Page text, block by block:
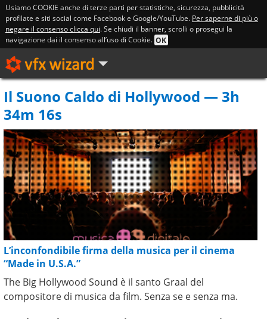
Usiamo COOKIE anche di terze parti per statistiche, sicurezza, pubblicità
profilate e siti social come Facebook e Google/YouTube. Per saperne di più o
negare il consenso clicca qui. Se chiudi il banner, scrolli o prosegui la
navigazione dai il consenso all’uso di Cookie. OK
Il Suono Caldo di Hollywood — 3h
34m 16s
L’inconfondibile firma della musica per il cinema
“Made in U.S.A.”
The Big Hollywood Sound è il santo Graal del
compositore di musica da film. Senza se e senza ma.